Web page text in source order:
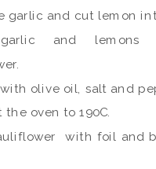
garlic and cut lemon
and lemons
olive oil, salt and
the oven to 190C.
with foil and